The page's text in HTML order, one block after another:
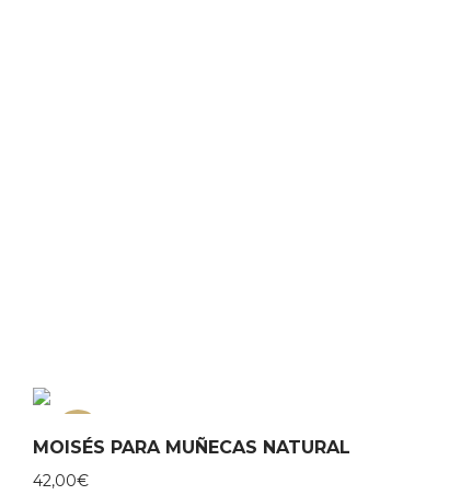
MOISÉS PARA MUÑECAS NATURAL
42,00€